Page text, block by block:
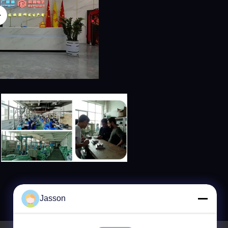
Jasson